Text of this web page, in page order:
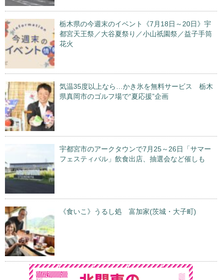
栃木県の今週末のイベント《7月18日～20日》宇
都宮天王祭／大谷夏祭り／小山祇園祭／益子手筒
花火
気温35度以上なら…かき氷を無料サービス 栃木
県真岡市のゴルフ場で“夏応援”企画
宇都宮市のアークタウンで7月25～26日「サマー
フェスティバル」飲食出店、抽選会など催しも
《食いこ》うるし処 富加家(茨城・大子町)